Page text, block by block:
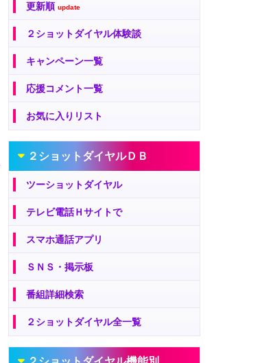
更新順 update
２ショットダイヤル体験談
キャンペーン一覧
応援コメント一覧
お気に入りリスト
２ショットダイヤルＤＢ
ツーショットダイヤル
テレビ電話Ｈサイトで
スマホ通話アプリ
ＳＮＳ・掲示板
番組詳細検索
２ショットダイヤル全一覧